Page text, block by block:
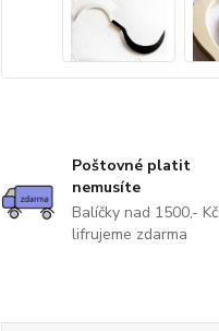
Poštovné platit
nemusíte
Balíčky nad 1500,- Kč
lifrujeme zdarma